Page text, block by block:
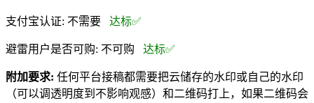
支付宝认证: 不需要 达标✅
避雷用户是否可购: 不可购 达标✅
附加要求: 任何平台接稿都需要把云储存的水印或自己的水印
（可以调透明度到不影响观感）和二维码打上，如果二维码会